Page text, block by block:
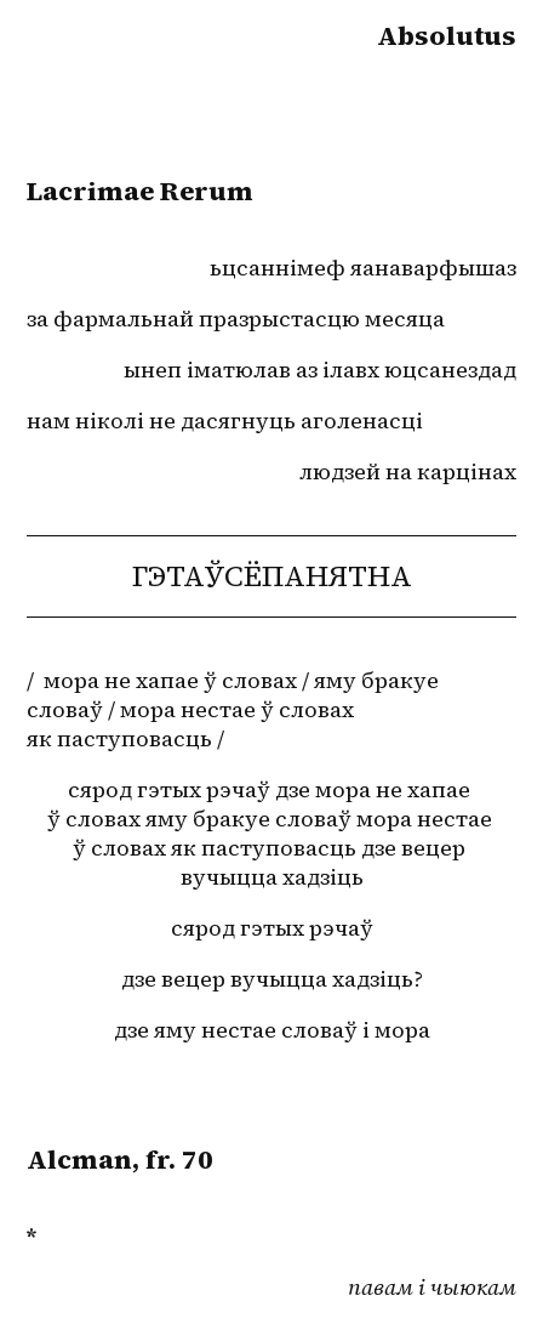
Absolutus
Lacrimae Rerum
ьцсаннімеф яанаварфышаз
за фармальнай празрыстасцю месяца
ынеп іматюлав аз ілавх юцсанездад
нам ніколі не дасягнуць аголенасці
людзей на карцінах
ГЭТАЎСЁПАНЯТНА
/  мора не хапае ў словах / яму бракуе
словаў / мора нестае ў словах
як паступовасць /
сярод гэтых рэчаў дзе мора не хапае
ў словах яму бракуе словаў мора нестае
ў словах як паступовасць дзе вецер
вучыцца хадзіць
сярод гэтых рэчаў
дзе вецер вучыцца хадзіць?
дзе яму нестае словаў і мора
Alcman, fr. 70
*
павам і чыюкам